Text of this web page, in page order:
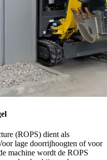
(ROPS) dient als
lage doorrijhoogten of voor
machine wordt de ROPS